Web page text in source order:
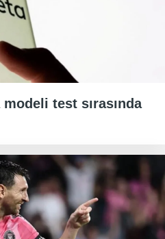
test sırasında